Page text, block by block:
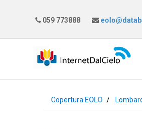
059 773888
Copertura EOLO